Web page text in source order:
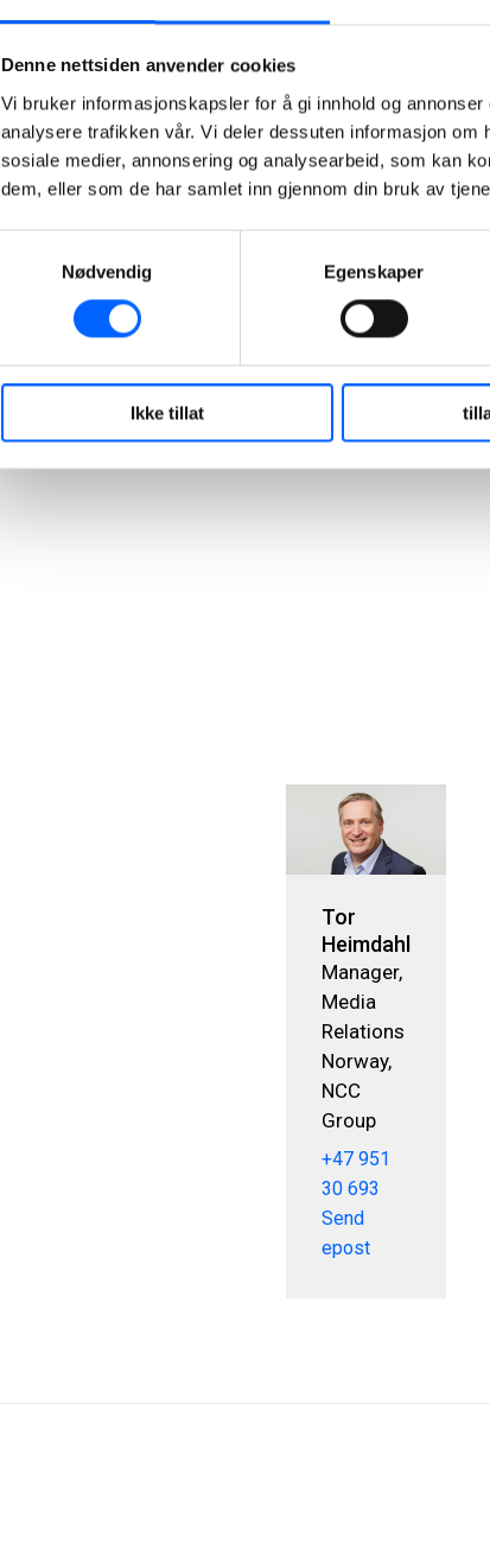
Denne nettsiden anvender cookies
Vi bruker informasjonskapsler for å gi innhold og
analysere trafikken vår. Vi deler dessuten informasjon
sosiale medier, annonsering og analysearbeid, som kan
dem, eller som de har samlet inn gjennom din bruk av
Nødvendig
Egenskaper
Ikke tillat
Tor
Heimdahl
Manager,
Media
Relations
Norway,
NCC
Group
+47 951
30 693
Send
epost